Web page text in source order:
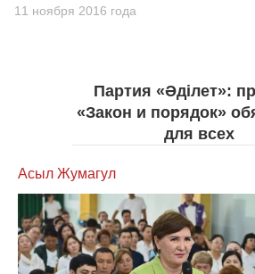
11 ноября 2016 года
Партия «Әділет»:
«Закон и порядок»
для всех
Асыл Жумагул